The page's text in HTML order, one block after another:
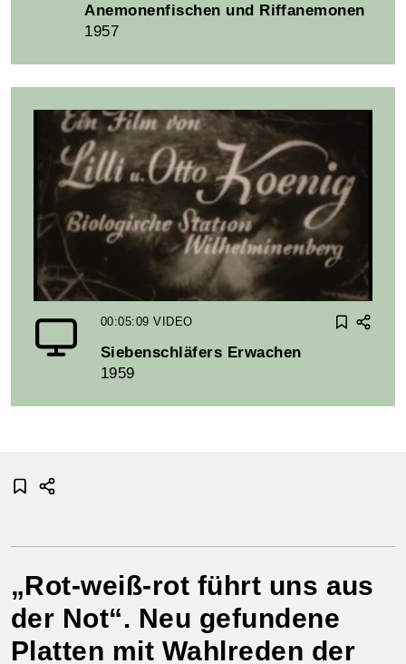
Anemonenfischen und Riffanemonen
1957
00:05:09VIDEO
Siebenschläfers Erwachen
1959
„Rot-weiß-rot führt uns aus
der Not“. Neu gefundene
Platten mit Wahlreden der